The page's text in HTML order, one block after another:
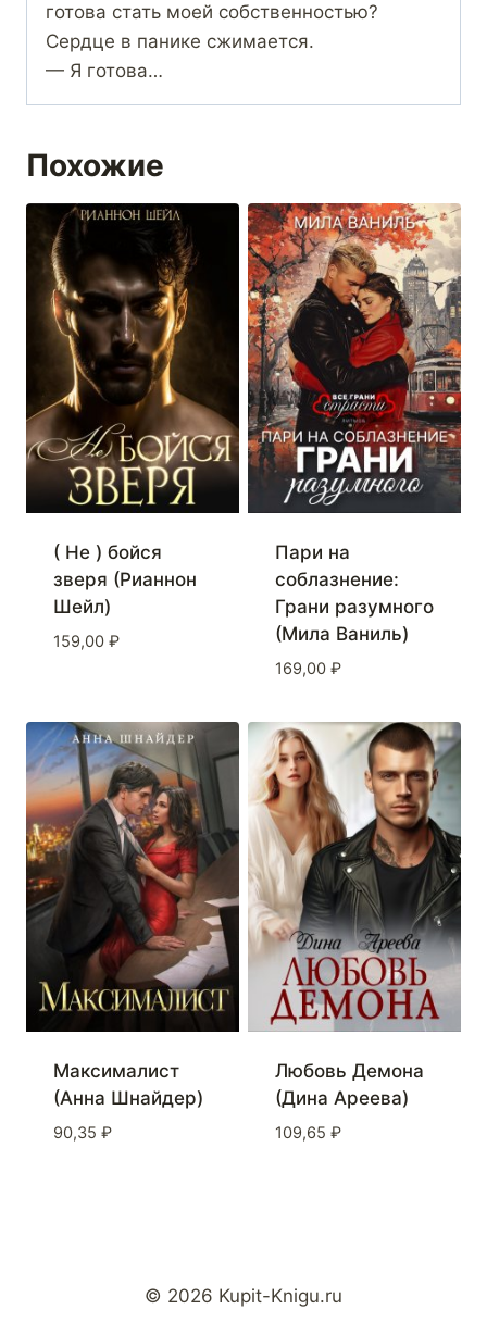
готова стать моей собственностью?
Сердце в панике сжимается.
— Я готова…
Похожие
( Не ) бойся
зверя (Рианнон
Шейл)
159,00 ₽
Пари на
соблазнение:
Грани разумного
(Мила Ваниль)
169,00 ₽
Максималист
(Анна Шнайдер)
90,35 ₽
Любовь Демона
(Дина Ареева)
109,65 ₽
© 2026 Kupit-Knigu.ru